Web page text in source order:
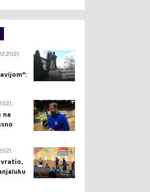
4
1
na
3
vratio,